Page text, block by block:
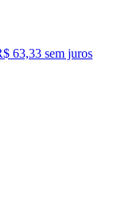
63,33 sem juros